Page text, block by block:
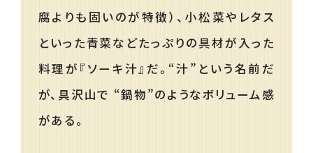
腐よりも固いのが特徴）、小松菜やレタス
といった青菜などたっぷりの具材が入った
料理が『ソーキ汁』だ。“汁”という名前だ
が、具沢山で “鍋物”のようなボリューム感
がある。